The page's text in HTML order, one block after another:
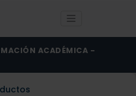
ACADÉMICA -